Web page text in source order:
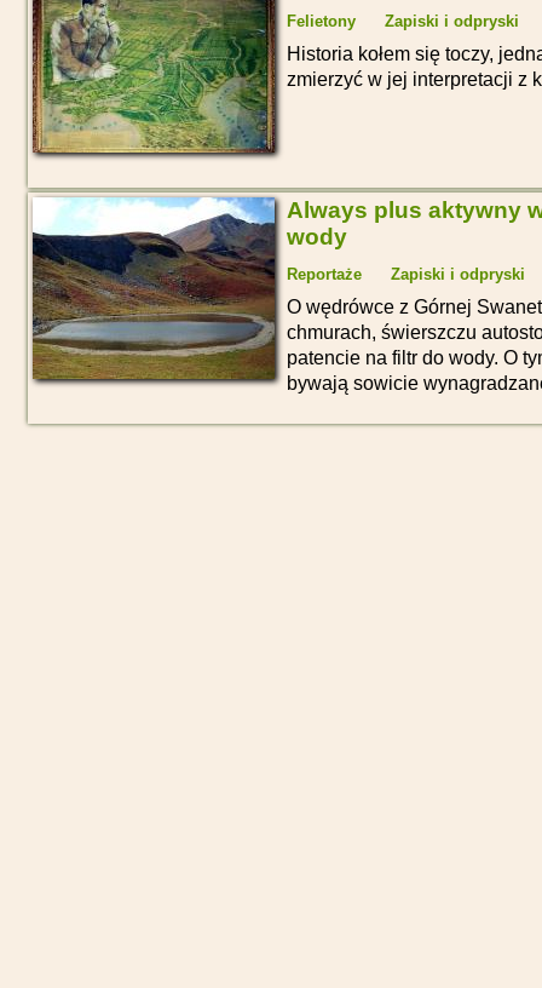
Felietony Zapiski i odpryski
Historia kołem się toczy,
zmierzyć w jej interpretacji z
Always plus aktywny
wody
Reportaże Zapiski i odpryski
O wędrówce z Górnej
chmurach, świerszczu
patencie na filtr do wody. O
bywają sowicie